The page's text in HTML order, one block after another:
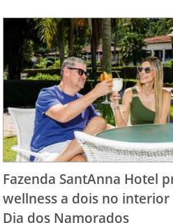
Fazenda SantAnna Hotel
wellness a dois no interior
Dia dos Namorados